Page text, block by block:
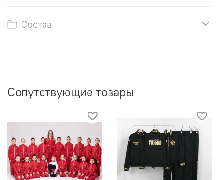
Состав
Сопутствующие товары